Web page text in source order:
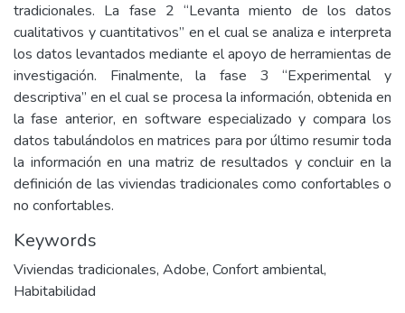
tradicionales. La fase 2 “Levanta miento de los datos
cualitativos y cuantitativos” en el cual se analiza e interpreta
los datos levantados mediante el apoyo de herramientas de
investigación. Finalmente, la fase 3 “Experimental y
descriptiva” en el cual se procesa la información, obtenida en
la fase anterior, en software especializado y compara los
datos tabulándolos en matrices para por último resumir toda
la información en una matriz de resultados y concluir en la
definición de las viviendas tradicionales como confortables o
no confortables.
Keywords
Viviendas tradicionales, Adobe, Confort ambiental,
Habitabilidad